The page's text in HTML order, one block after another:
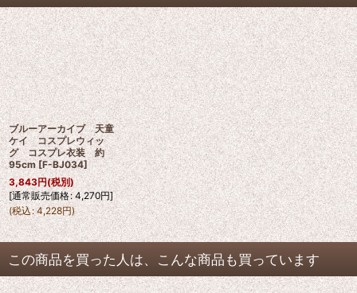
ブルーアーカイブ 天童
ケイ コスプレウィッ
グ コスプレ衣装 約
95cm [F-BJ034]
3,843円(税別)
[通常販売価格: 4,270円]
(税込: 4,228円)
この商品を買った人は、こんな商品も買っています